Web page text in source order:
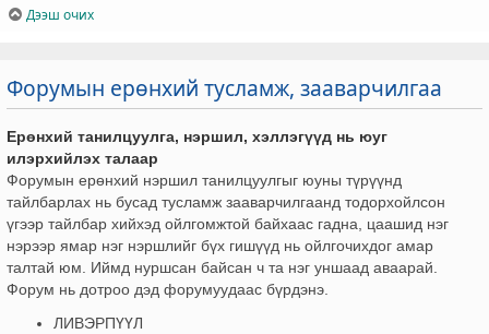
Дээш очих
Форумын ерөнхий тусламж, зааварчилгаа
Ерөнхий танилцуулга, нэршил, хэллэгүүд нь юуг
илэрхийлэх талаар
Форумын ерөнхий нэршил танилцуулгыг юуны түрүүнд
тайлбарлах нь бусад тусламж зааварчилгаанд тодорхойлсон
үгээр тайлбар хийхэд ойлгомжтой байхаас гадна, цаашид нэг
нэрээр ямар нэг нэршлийг бүх гишүүд нь ойлгочихдог амар
талтай юм. Иймд нуршсан байсан ч та нэг уншаад аваарай.
Форум нь дотроо дэд форумуудаас бүрдэнэ.
ЛИВЭРПҮҮЛ